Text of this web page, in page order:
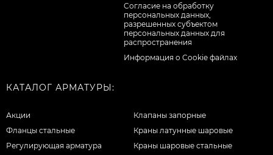
Cогласие на обработку
персональных данных,
разрешенных субъектом
персональных данных для
распространения
Информация о Cookie файлах
КАТАЛОГ АРМАТУРЫ:
Акции
Фланцы стальные
Регулирующая арматура
Клапаны запорные
Краны латунные шаровые
Краны шаровые стальные